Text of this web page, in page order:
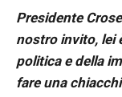
Presidente
nostro invito, lei
politica e della
fare una